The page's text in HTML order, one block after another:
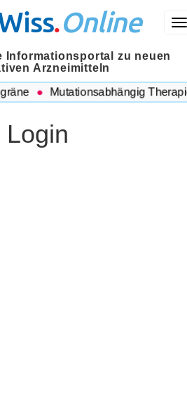
.Online
Informationsportal zu neuen
Arzneimitteln
Mutationsabhängig
Login